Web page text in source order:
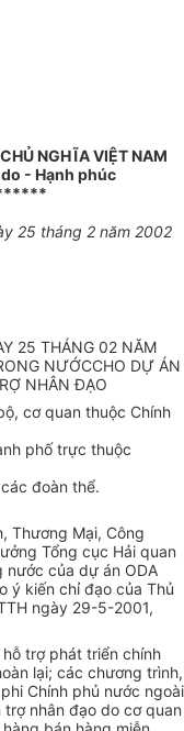
NGHĨA VIỆT NAM
- Hạnh phúc
25 tháng 2 năm 2002
25 THÁNG 02 NĂM
NƯỚCCHO DỰ ÁN
NHÂN ĐẠO
cơ quan thuộc Chính
phố trực thuộc
đoàn thể.
Thương Mại, Công
Tổng cục Hải quan
của dự án ODA
ý kiến chỉ đạo của Thủ
ngày 29-5-2001,
trợ phát triển chính
lại; các chương trình,
Chính phủ nước ngoài
nhân đạo do cơ quan